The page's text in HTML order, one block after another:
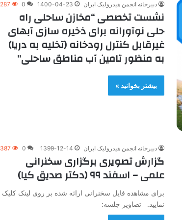
دبیرخانه انجمن هیدرولیک ایران 1400-04-23
0
287
نشست تخصصی “مخازن ساحلی راه
حلی نوآورانه برای ذخیره سازی آبهای
غیرقابل کنترل رودخانه (تخلیه به دریا)
به منظور تامین آب مناطق ساحلی”
بیشتر بخوانید »
دبیرخانه انجمن هیدرولیک ایران 1399-12-14
0
387
گزارش تصویری برگزاری سخنرانی
علمی – اسفند ۹۹ (دکتر صدیق کیا)
برای مشاهده فایل سخنرانی ارائه شده بر روی لینک کلیک
نمایید. تصاویر جلسه: